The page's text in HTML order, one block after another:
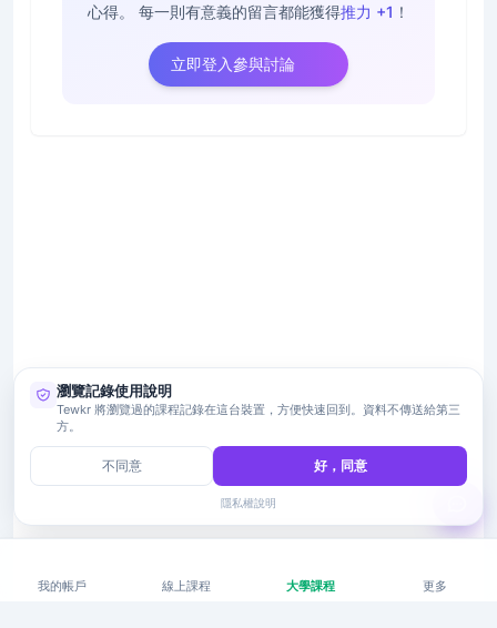
心得。
每一則有意義的留言都能獲得推力 +1 ！
立即登入參與討論
我的帳戶 線上課程 大學課程 更多
瀏覽記錄使用說明
Tewkr 將瀏覽過的課程記錄在這台裝置，方便快速回到。資料不傳送給第三
方。
不同意 好，同意
隱私權說明